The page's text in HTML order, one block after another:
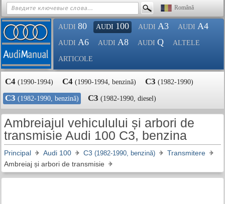
Română
AUDI 80 AUDI 100 AUDI A3 AUDI A4
AUDI A6 AUDI A8 AUDI Q ALTELE
ARTICOLE
C4 (1990-1994) C4 (1990-1994, benzină) C3 (1982-1990)
C3 (1982-1990, benzină) C3 (1982-1990, diesel)
Ambreiajul vehiculului și arbori de
transmisie Audi 100 C3, benzina
Principal Audi 100 C3 (1982-1990, benzină)
Transmitere
Ambreiaj și arbori de transmisie